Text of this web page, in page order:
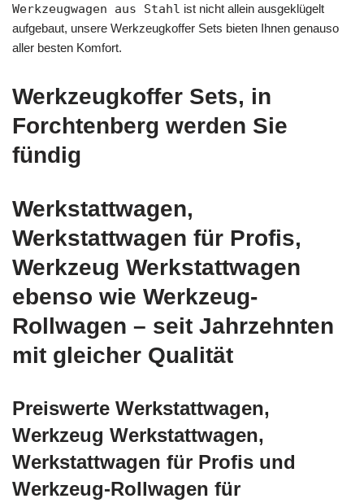
Werkzeugwagen aus Stahl ist nicht allein ausgeklügelt
aufgebaut, unsere Werkzeugkoffer Sets bieten Ihnen genauso
aller besten Komfort.
Werkzeugkoffer Sets, in
Forchtenberg werden Sie
fündig
Werkstattwagen,
Werkstattwagen für Profis,
Werkzeug Werkstattwagen
ebenso wie Werkzeug-
Rollwagen – seit Jahrzehnten
mit gleicher Qualität
Preiswerte Werkstattwagen,
Werkzeug Werkstattwagen,
Werkstattwagen für Profis und
Werkzeug-Rollwagen für